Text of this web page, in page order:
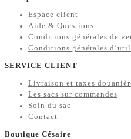
Espace client
Aide & Questions
Conditions générales de
Conditions générales
SERVICE CLIENT
Livraison et taxes
Les sacs sur commandes
Soin du sac
Contact
Boutique Césaire